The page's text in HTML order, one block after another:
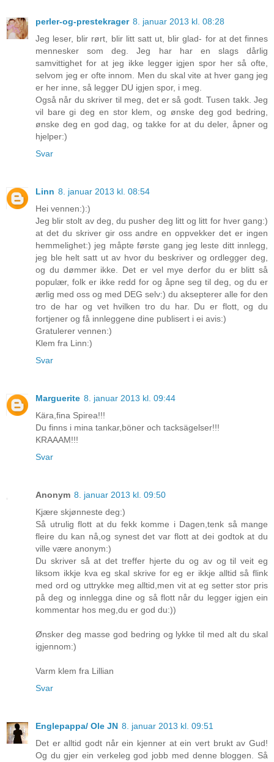
perler-og-prestekrager 8. januar 2013 kl. 08:28
Jeg leser, blir rørt, blir litt satt ut, blir glad- for at det finnes
mennesker som deg. Jeg har har en slags dårlig
samvittighet for at jeg ikke legger igjen spor her så ofte,
selvom jeg er ofte innom. Men du skal vite at hver gang jeg
er her inne, så legger DU igjen spor, i meg.
Også når du skriver til meg, det er så godt. Tusen takk. Jeg
vil bare gi deg en stor klem, og ønske deg god bedring,
ønske deg en god dag, og takke for at du deler, åpner og
hjelper:)
Svar
Linn 8. januar 2013 kl. 08:54
Hei vennen:):)
Jeg blir stolt av deg, du pusher deg litt og litt for hver gang:)
at det du skriver gir oss andre en oppvekker det er ingen
hemmelighet:) jeg måpte første gang jeg leste ditt innlegg,
jeg ble helt satt ut av hvor du beskriver og ordlegger deg,
og du dømmer ikke. Det er vel mye derfor du er blitt så
populær, folk er ikke redd for og åpne seg til deg, og du er
ærlig med oss og med DEG selv:) du aksepterer alle for den
tro de har og vet hvilken tro du har. Du er flott, og du
fortjener og få innleggene dine publisert i ei avis:)
Gratulerer vennen:)
Klem fra Linn:)
Svar
Marguerite 8. januar 2013 kl. 09:44
Kära,fina Spirea!!!
Du finns i mina tankar,böner och tacksägelser!!!
KRAAAM!!!
Svar
Anonym 8. januar 2013 kl. 09:50
Kjære skjønneste deg:)
Så utrulig flott at du fekk komme i Dagen,tenk så mange
fleire du kan nå,og synest det var flott at dei godtok at du
ville være anonym:)
Du skriver så at det treffer hjerte du og av og til veit eg
liksom ikkje kva eg skal skrive for eg er ikkje alltid så flink
med ord og uttrykke meg alltid,men vit at eg setter stor pris
på deg og innlegga dine og så flott når du legger igjen ein
kommentar hos meg,du er god du:))
Ønsker deg masse god bedring og lykke til med alt du skal
igjennom:)
Varm klem fra Lillian
Svar
Englepappa/ Ole JN 8. januar 2013 kl. 09:51
Det er alltid godt når ein kjenner at ein vert brukt av Gud!
Og du gjer ein verkeleg god jobb med denne bloggen. Så